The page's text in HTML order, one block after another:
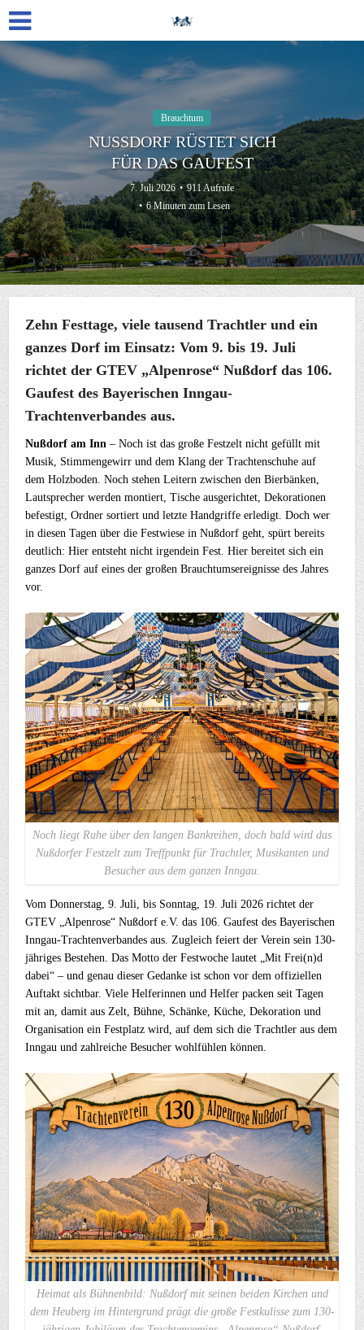
Brauchtum
NUSSDORF RÜSTET SICH F
ÜR DAS GAUFEST
7. Juli 2026
911 Aufrufe
6 Minuten zum Lesen
Zehn Festtage, viele tausend Trachtler und ein
ganzes Dorf im Einsatz: Vom 9. bis 19. Juli
richtet der GTEV „Alpenrose“ Nußdorf das 106.
Gaufest des Bayerischen Inngau-
Trachtenverbandes aus.
Nußdorf am Inn – Noch ist das große Festzelt nicht gefüllt mit
Musik, Stimmengewirr und dem Klang der Trachtenschuhe auf
dem Holzboden. Noch stehen Leitern zwischen den Bierbänken,
Lautsprecher werden montiert, Tische ausgerichtet, Dekorationen
befestigt, Ordner sortiert und letzte Handgriffe erledigt. Doch wer
in diesen Tagen über die Festwiese in Nußdorf geht, spürt bereits
deutlich: Hier entsteht nicht irgendein Fest. Hier bereitet sich ein
ganzes Dorf auf eines der großen Brauchtumsereignisse des Jahres
vor.
Noch liegt Ruhe über den langen Bankreihen, doch bald wird das
Nußdorfer Festzelt zum Treffpunkt für Trachtler, Musikanten und
Besucher aus dem ganzen Inngau.
Vom Donnerstag, 9. Juli, bis Sonntag, 19. Juli 2026 richtet der
GTEV „Alpenrose“ Nußdorf e.V. das 106. Gaufest des Bayerischen
Inngau-Trachtenverbandes aus. Zugleich feiert der Verein sein 130-
jähriges Bestehen. Das Motto der Festwoche lautet „Mit Frei(n)d
dabei“ – und genau dieser Gedanke ist schon vor dem offiziellen
Auftakt sichtbar. Viele Helferinnen und Helfer packen seit Tagen
mit an, damit aus Zelt, Bühne, Schänke, Küche, Dekoration und
Organisation ein Festplatz wird, auf dem sich die Trachtler aus dem
Inngau und zahlreiche Besucher wohlfühlen können.
Heimat als Bühnenbild: Nußdorf mit seinen beiden Kirchen und
dem Heuberg im Hintergrund prägt die große Festkulisse zum 130-